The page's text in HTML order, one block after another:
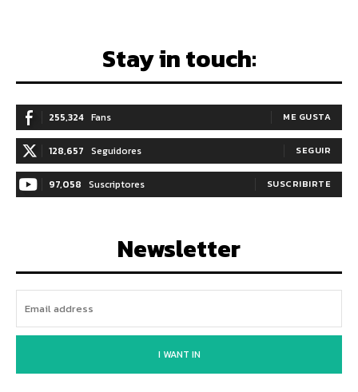
Stay in touch:
255,324 Fans ME GUSTA
128,657 Seguidores SEGUIR
97,058 Suscriptores SUSCRIBIRTE
Newsletter
I WANT IN